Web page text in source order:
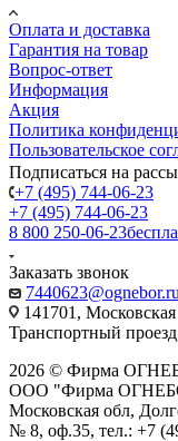
Оплата и доставка
Гарантия на товар
Вопрос-ответ
Информация
Акция
Политика
Пользовательское
Подписаться на
+7 (495) 744-06-23
+7 (495) 744-06-23
8 800 250-06-23
Заказать звонок
7440623@ognebor.ru
141701,
Транспортный
2026 © Фирма
ООО "Фирма
Московская обл,
№ 8, оф.35, тел.: +7